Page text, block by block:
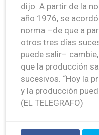
dijo. A partir de la
año 1976, se
norma –de que a
otros tres días
puede salir–
que la producción
sucesivos. “Hoy la
y la producción
(EL TELEGRAFO)